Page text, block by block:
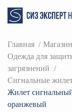
Главная Магазин
Одежда для
загрязнений
Сигнальные
Жилет
оранжевый